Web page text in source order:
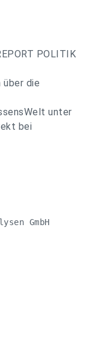
POLITIK
über die
unter
bei
GmbH